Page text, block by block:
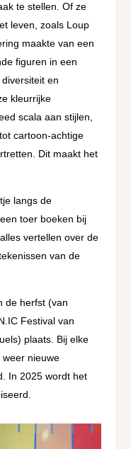
te stellen. Of ze
leven, zoals Loup
maakte van een
figuren in een
en
kleurrijke
scala aan stijlen,
cartoon-achtige
Dit maakt het
langs de
toer boeken bij
vertellen over de
van de
de herfst (van
Festival van
plaats. Bij elke
weer nieuwe
In 2025 wordt het